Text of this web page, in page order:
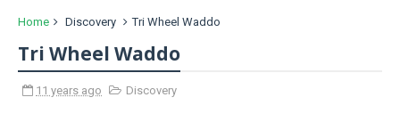
Home Discovery Tri Wheel Waddo
Tri Wheel Waddo
11 years ago Discovery